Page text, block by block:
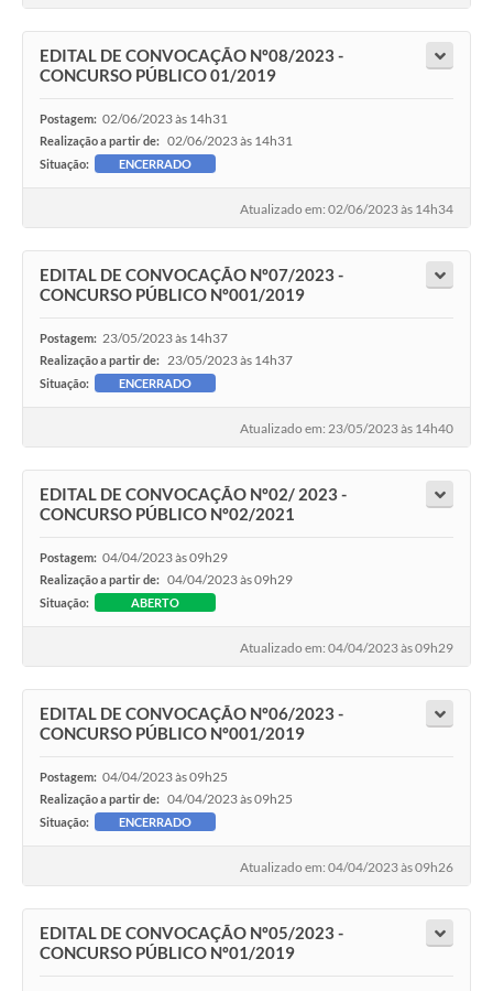
EDITAL DE CONVOCAÇÃO Nº08/2023 -
CONCURSO PÚBLICO 01/2019
Postagem: 02/06/2023 às 14h31
Realização a partir de: 02/06/2023 às 14h31
Situação: ENCERRADO
Atualizado em: 02/06/2023 às 14h34
EDITAL DE CONVOCAÇÃO Nº07/2023 -
CONCURSO PÚBLICO Nº001/2019
Postagem: 23/05/2023 às 14h37
Realização a partir de: 23/05/2023 às 14h37
Situação: ENCERRADO
Atualizado em: 23/05/2023 às 14h40
EDITAL DE CONVOCAÇÃO Nº02/ 2023 -
CONCURSO PÚBLICO Nº02/2021
Postagem: 04/04/2023 às 09h29
Realização a partir de: 04/04/2023 às 09h29
Situação: ABERTO
Atualizado em: 04/04/2023 às 09h29
EDITAL DE CONVOCAÇÃO Nº06/2023 -
CONCURSO PÚBLICO Nº001/2019
Postagem: 04/04/2023 às 09h25
Realização a partir de: 04/04/2023 às 09h25
Situação: ENCERRADO
Atualizado em: 04/04/2023 às 09h26
EDITAL DE CONVOCAÇÃO Nº05/2023 -
CONCURSO PÚBLICO Nº01/2019